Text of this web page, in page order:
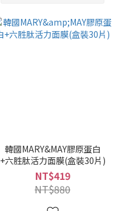
韓國MARY&MAY膠原蛋白
+六胜肽活力面膜(盒裝30片)
NT$419
NT$880